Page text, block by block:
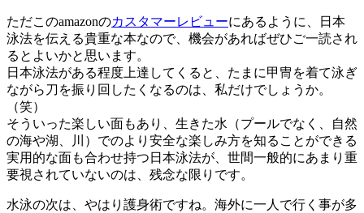
ただこのamazonのカスタマーレビューにあるように、日本
泳法を伝える貴重な本なので、機会があればぜひご一読され
るとよいかと思います。
日本泳法がある程度上達してくると、たまに甲冑を着て泳ぎ
ながら刀を振り回したくなるのは、私だけでしょうか。
（笑）
そういった楽しい面もあり、生きた水（プールでなく、自然
の海や湖、川）でのより安全な楽しみ方を知ることができる
実用的な面も合わせ持つ日本泳法が、世間一般的にあまり重
要視されていないのは、残念な限りです。
水泳の次は、やはり護身術ですね。海外に一人で行く事が多